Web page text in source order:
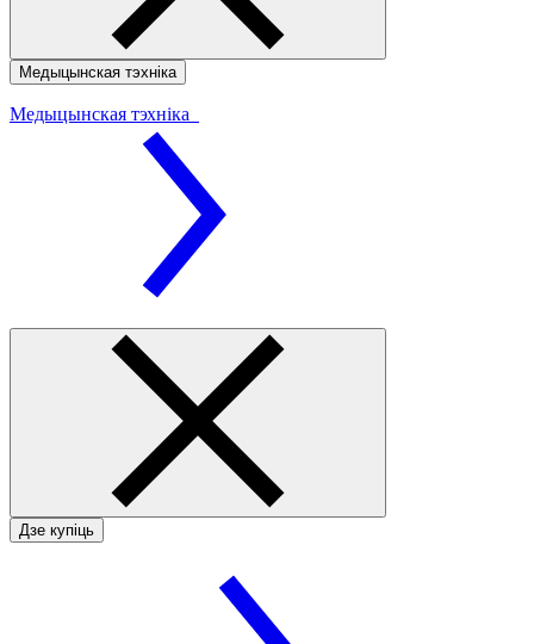
Медыцынская тэхніка
Медыцынская тэхніка
Дзе купіць